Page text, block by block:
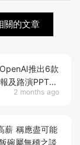
關的文章
2 months ago
推出6款
及路演PPT
薪 稱應盡可能
碗屬無稽之談